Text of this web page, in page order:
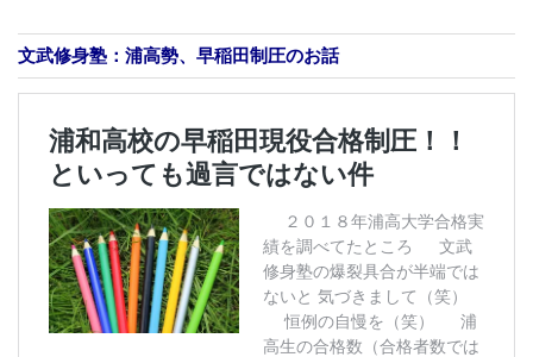
文武修身塾：浦高勢、早稲田制圧のお話